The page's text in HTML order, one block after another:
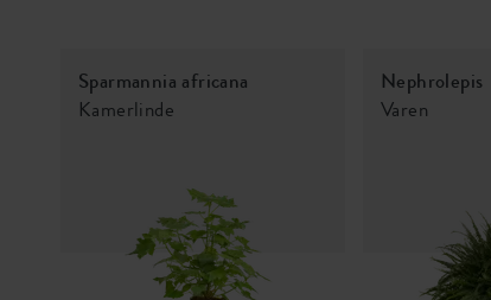
Sparmannia africana
Kamerlinde
Nephrolepis
Varen